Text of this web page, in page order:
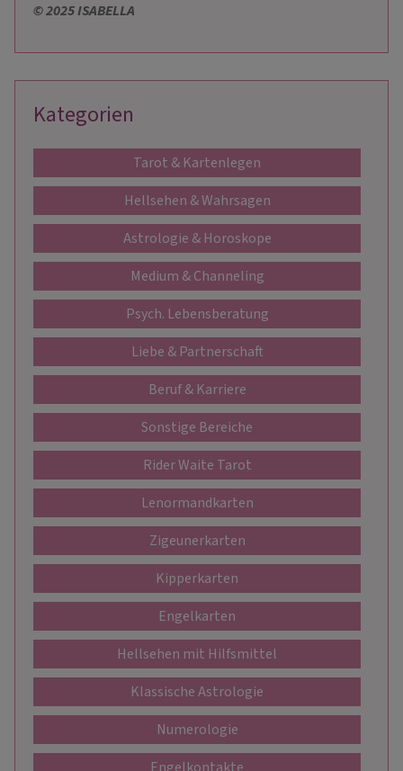
© 2025 ISABELLA
Kategorien
Tarot & Kartenlegen
Hellsehen & Wahrsagen
Astrologie & Horoskope
Medium & Channeling
Psych. Lebensberatung
Liebe & Partnerschaft
Beruf & Karriere
Sonstige Bereiche
Rider Waite Tarot
Lenormandkarten
Zigeunerkarten
Kipperkarten
Engelkarten
Hellsehen mit Hilfsmittel
Klassische Astrologie
Numerologie